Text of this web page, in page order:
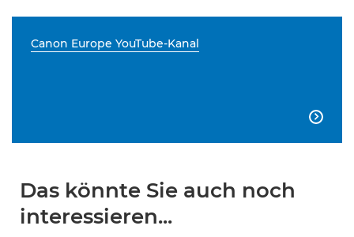
Canon Europe YouTube-Kanal

Das könnte Sie auch noch
interessieren...